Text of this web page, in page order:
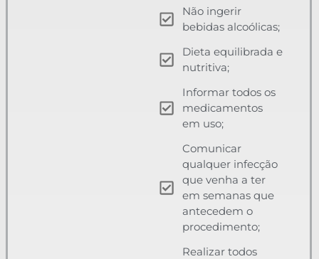
Não ingerir
bebidas alcoólicas;
Dieta equilibrada e
nutritiva;
Informar todos os
medicamentos
em uso;
Comunicar
qualquer infecção
que venha a ter
em semanas que
antecedem o
procedimento;
Realizar todos